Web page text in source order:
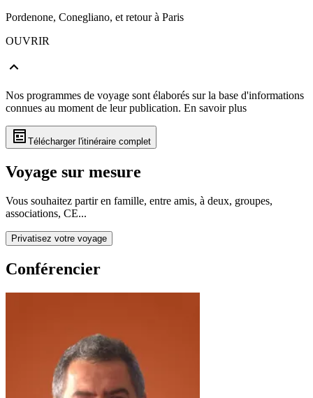
Pordenone, Conegliano, et retour à Paris
OUVRIR
Nos programmes de voyage sont élaborés sur la base d'informations
connues au moment de leur publication. En savoir plus
Télécharger l'itinéraire complet
Voyage sur mesure
Vous souhaitez partir en famille, entre amis, à deux, groupes,
associations, CE...
Privatisez votre voyage
Conférencier